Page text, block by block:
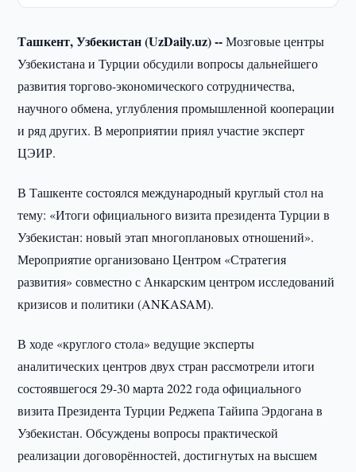
Ташкент, Узбекистан (UzDaily.uz) --Мозговые центры
Узбекистана и Турции обсудили вопросы дальнейшего
развития торгово-экономического сотрудничества,
научного обмена, углубления промышленной кооперации
и ряд других. В мероприятии приял участие эксперт
ЦЭИР.
В Ташкенте состоялся международный круглый стол на
тему: «Итоги официального визита президента Турции в
Узбекистан: новый этап многоплановых отношений».
Мероприятие организовано Центром «Стратегия
развития» совместно с Анкарским центром исследований
кризисов и политики (ANKASAM).
В ходе «круглого стола» ведущие эксперты
аналитических центров двух стран рассмотрели итоги
состоявшегося 29-30 марта 2022 года официального
визита Президента Турции Реджепа Тайипа Эрдогана в
Узбекистан. Обсуждены вопросы практической
реализации договорённостей, достигнутых на высшем